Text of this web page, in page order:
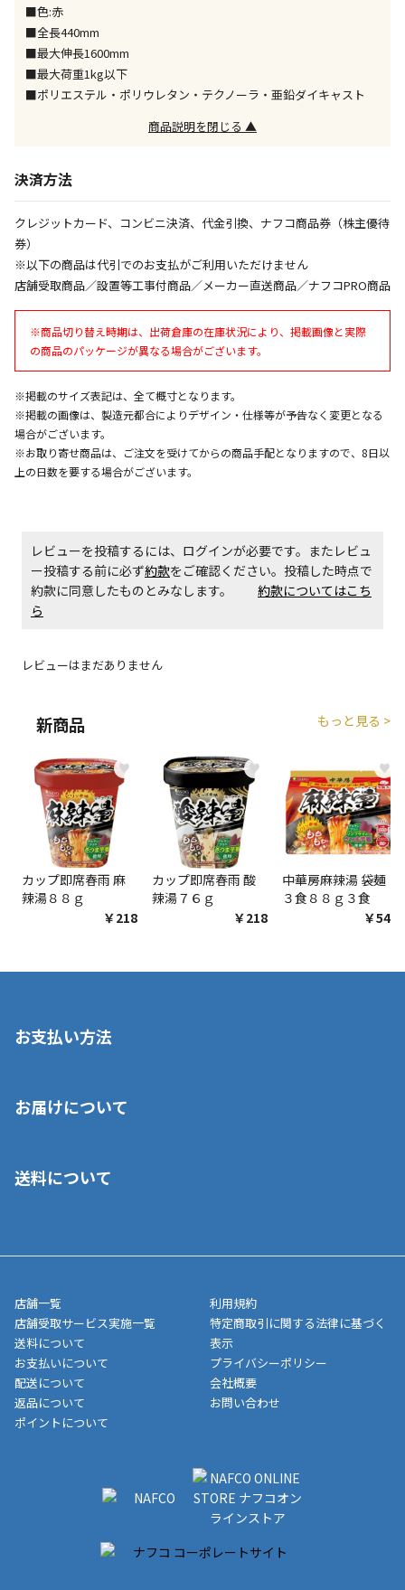
出荷いたします。
ただし、メーカーの営業日に基づき出荷手続きを行う
ため、通常よりお時間をいただく場合がございます。
また、日曜・祝日や年末年始などの長期休業期間中
は、休業明けからの出荷対応となります。
お見積商品です。金額・施工日はお打ち合わせの上、
決定となります。
エアコンの取付工事が必要な商品です。別途費用が発
生する場合がございます。
商品購入個数ごとに送料がかかる商品です
■色:赤
■全長440mm
■最大伸長1600mm
■最大荷重1kg以下
■ポリエステル・ポリウレタン・テクノーラ・亜鉛ダイキャスト
商品説明を閉じる ▲
決済方法
クレジットカード、コンビニ決済、代金引換、ナフコ商品券（株主優待
券）
※以下の商品は代引でのお支払がご利用いただけません
店舗受取商品／設置等工事付商品／メーカー直送商品／ナフコPRO商品
※商品切り替え時期は、出荷倉庫の在庫状況により、掲載画像と実際
の商品のパッケージが異なる場合がございます。
※掲載のサイズ表記は、全て概寸となります。
※掲載の画像は、製造元都合によりデザイン・仕様等が予告なく変更となる
場合がございます。
※お取り寄せ商品は、ご注文を受けてからの商品手配となりますので、8日以
上の日数を要する場合がございます。
レビューを投稿するには、ログインが必要です。またレビュ
ー投稿する前に必ず約款をご確認ください。投稿した時点で
約款に同意したものとみなします。 約款についてはこち
ら
レビューはまだありません
新商品 もっと見る >
♥
カップ即席春雨 麻
辣湯８８ｇ
￥218
♥
カップ即席春雨 酸
辣湯７６ｇ
￥218
♥
中華房麻辣湯 袋麺
３食８８ｇ３食
￥548
お支払い方法
いいただくことはできません。ご了承ください。
■代金引換(代引)※手数料がかかります
■商品によっては一部決済方法が使用できない場合がございま
す。
お届けについて
ご注文が確認出来次第、1～4営業日に発送いたします。「お取り
業日にてお引渡しとなります。(離島などの場合、例外もあります)
メーカー直送品など一部商品については、その他商品との購入に
制限がかかる場合がございます。また発送日についても、通常と
異なる場合がございます。対象商品の説明ページをご確認くださ
い。
■店舗受取をご選択いただいた場合
ご注文が確認出来次第、お受取される店舗在庫を使用してご準備
をさせていただきます。店舗に在庫がない場合は店舗よりお取り
いただく場合がございます。店舗準備でのお渡しとなる為、商品
のみの受け渡しとなります。（箱や納品書は付属しておりませ
ん）店舗で準備が出来次第、メールにてご連絡させていただきま
送料について
店舗一覧
店舗受取サービス実施一覧
送料について
お支払いについて
配送について
返品について
ポイントについて
利用規約
特定商取引に関する法律に基づく
表示
プライバシーポリシー
会社概要
お問い合わせ